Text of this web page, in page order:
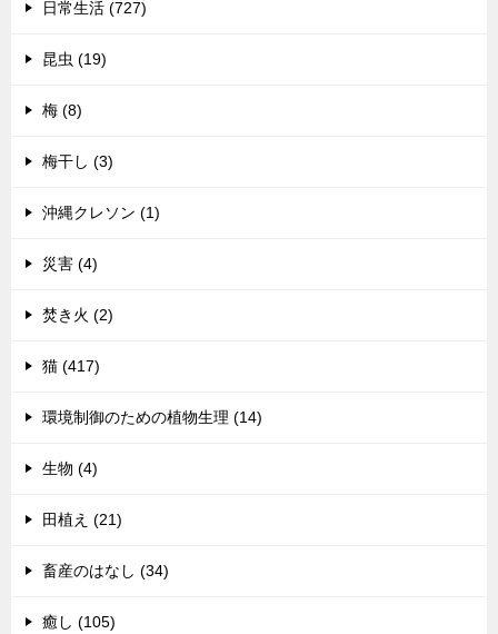
日常生活 (727)
昆虫 (19)
梅 (8)
梅干し (3)
沖縄クレソン (1)
災害 (4)
焚き火 (2)
猫 (417)
環境制御のための植物生理 (14)
生物 (4)
田植え (21)
畜産のはなし (34)
癒し (105)